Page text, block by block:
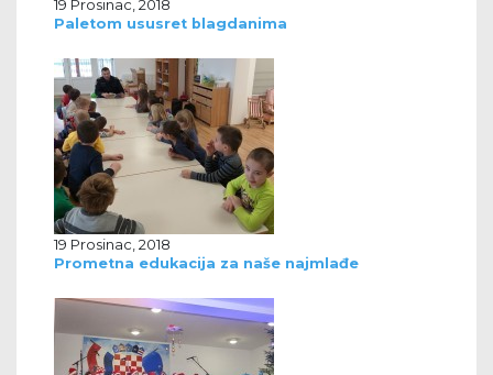
19 Prosinac, 2018
Paletom ususret blagdanima
19 Prosinac, 2018
Prometna edukacija za naše najmlađe